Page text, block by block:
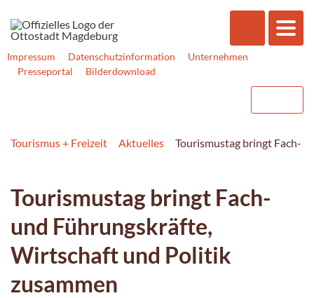
Impressum Datenschutzinformation
Unternehmen
Presseportal
Bilderdownload
Tourismus + Freizeit Aktuelles Tourismustag bringt Fach-
Tourismustag bringt Fach-
und Führungskräfte,
Wirtschaft und Politik
zusammen